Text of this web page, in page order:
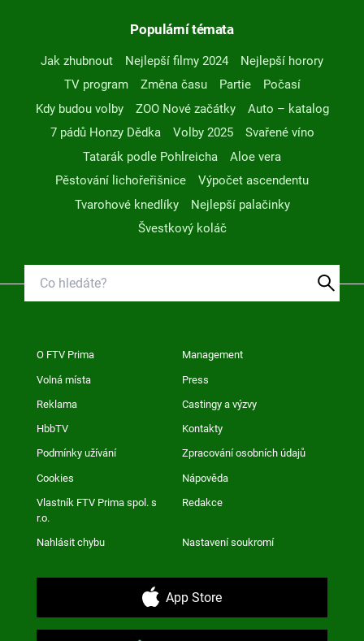
Populární témata
Jak zhubnout Nejlepší filmy 2024
Nejlepší horory
TV program
Změna času Partie
Počasí
Kdy budou volby
ZOO Nové začátky
Auto – katalog
7 pádů Honzy Dědka
Volby 2025
Svařené víno
Tatarák podle Pohlreicha
Aloe vera
Pěstování lichořeřišnice
Výpočet ascendentu
Tvarohové knedlíky
Nejlepší palačinky
Švestkový koláč
O FTV Prima Management
Volná místa Press
Reklama Castingy a výzvy
HbbTV Kontakty
Podmínky užívání Zpracování osobních údajů
Cookies Nápověda
Vlastník FTV Prima spol. s
r.o.
Redakce
Nahlásit chybu Nastavení soukromí
App Store